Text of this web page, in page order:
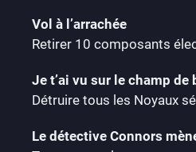
Vol à l’arrachée
Retirer 10 composants
Je t’ai vu sur le champ de
Détruire tous les Noyaux
Le détective Connors